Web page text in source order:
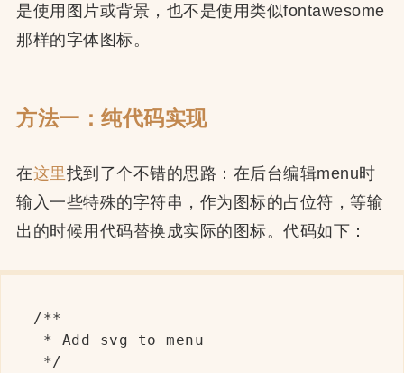
是使用图片或背景，也不是使用类似fontawesome
那样的字体图标。
方法一：纯代码实现
在这里找到了个不错的思路：在后台编辑menu时
输入一些特殊的字符串，作为图标的占位符，等输
出的时候用代码替换成实际的图标。代码如下：
/**
* Add svg to menu
*/